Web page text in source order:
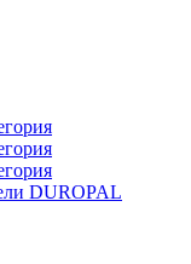
DUROPAL